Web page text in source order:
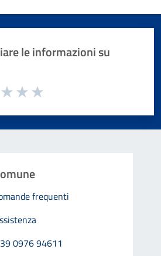
le informazioni su
pagina
frequenti
0976 94611